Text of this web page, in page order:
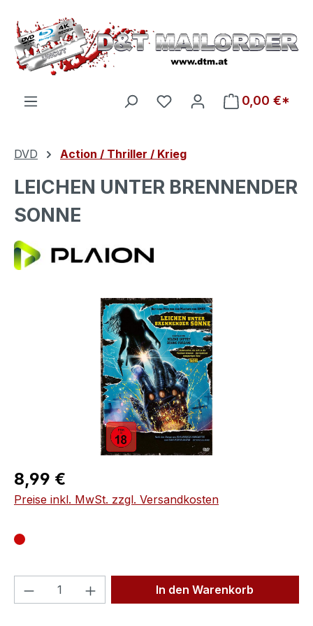
Zum Hauptinhalt springen
Du hast 0 Produkte auf
0,00 €*
DVD Action / Thriller / Krieg
LEICHEN UNTER BRENNENDER
SONNE
Bildergalerie überspringen
Regulärer Preis:
8,99 €
Preise inkl. MwSt. zzgl. Versandkosten
Produkt Anzahl: Gib denIn den Warenkorb